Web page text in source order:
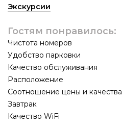
Экскурсии
Гостям понравилось:
Чистота номеров
Удобство парковки
Качество обслуживания
Расположение
Соотношение цены и качества
Завтрак
Качество WiFi